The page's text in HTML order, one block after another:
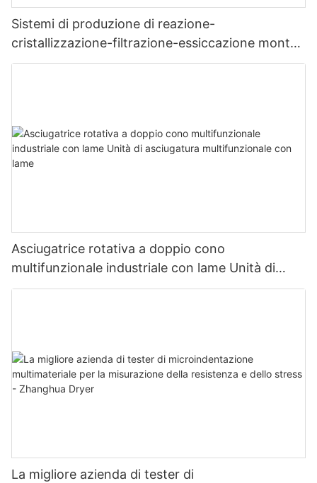
Sistemi di produzione di reazione-
cristallizzazione-filtrazione-essiccazione montati
su skid
Asciugatrice rotativa a doppio cono
multifunzionale industriale con lame Unità di
asciugatura multifunzionale con lame
La migliore azienda di tester di